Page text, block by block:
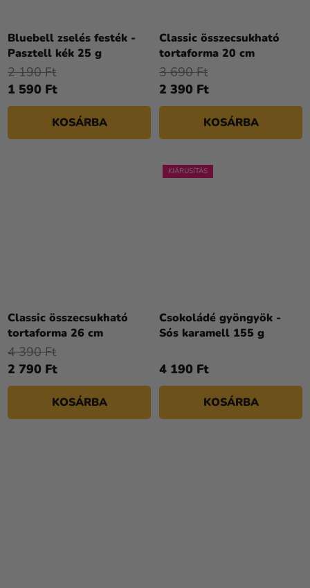
Bluebell zselés festék -
Pasztell kék 25 g
1 590 Ft
2 190 Ft
KOSÁRBA
Classic összecsukható
tortaforma 20 cm
2 390 Ft
3 690 Ft
KOSÁRBA
Classic összecsukható
tortaforma 26 cm
2 790 Ft
4 390 Ft
KOSÁRBA
KIÁRUSÍTÁS
Csokoládé gyöngyök -
Sós karamell 155 g
4 190 Ft
KOSÁRBA